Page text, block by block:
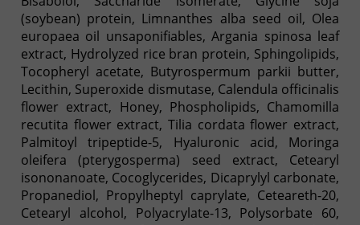
(soybean) protein, Limnanthes alba seed oil, Olea
europaea oil unsaponifiables, Argania spinosa leaf
extract, Hydrolyzed rice bran protein, Sphingolipids,
Tocopheryl acetate, Butyrospermum parkii butter,
Lecithin, Superoxide dismutase, Calendula officinalis
flower extract, Honey, Phospholipids, Chamomilla
recutita flower extract, Tilia cordata flower extract,
Palmitoyl tripeptide-5, Hyaluronic acid, Moringa
oleifera (pterygosperma) seed extract, Cetearyl
isononanoate, Cocoglycerides, Dicaprylyl carbonate,
Propanediol, Propylheptyl caprylate, Ceteareth-20,
Cetearyl alcohol, Polyacrylate-13, Polysorbate 60,